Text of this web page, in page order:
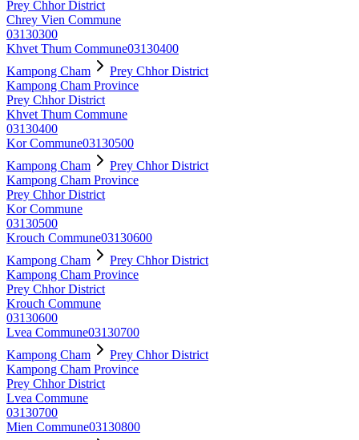
Prey Chhor District
Chrey Vien Commune
03130300
Khvet Thum Commune03130400
Kampong Cham
Prey Chhor District
Kampong Cham Province
Prey Chhor District
Khvet Thum Commune
03130400
Kor Commune03130500
Kampong Cham
Prey Chhor District
Kampong Cham Province
Prey Chhor District
Kor Commune
03130500
Krouch Commune03130600
Kampong Cham
Prey Chhor District
Kampong Cham Province
Prey Chhor District
Krouch Commune
03130600
Lvea Commune03130700
Kampong Cham
Prey Chhor District
Kampong Cham Province
Prey Chhor District
Lvea Commune
03130700
Mien Commune03130800